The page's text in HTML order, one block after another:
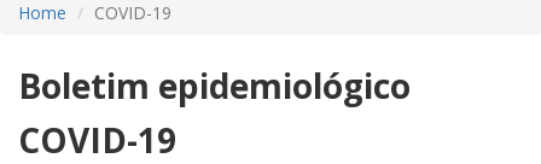
Home COVID-19
Boletim epidemiológico
COVID-19